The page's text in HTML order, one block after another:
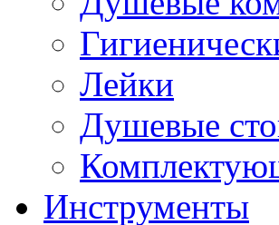
Лейки
Душевые
Инструменты